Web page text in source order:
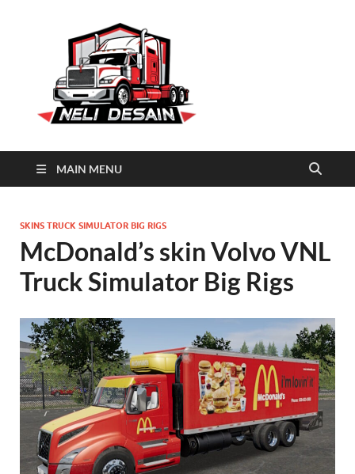
MAIN MENU
SKINS TRUCK SIMULATOR BIG RIGS
McDonald’s skin Volvo VNL
Truck Simulator Big Rigs